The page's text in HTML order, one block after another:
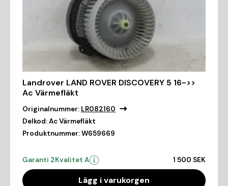
Landrover LAND ROVER DISCOVERY 5 16->>
Ac Värmefläkt
Originalnummer: LR082160
Delkod:Ac Värmefläkt
Produktnummer:W659669
Garanti 2Kvalitet A 1 500 SEK
Lägg i varukorgen